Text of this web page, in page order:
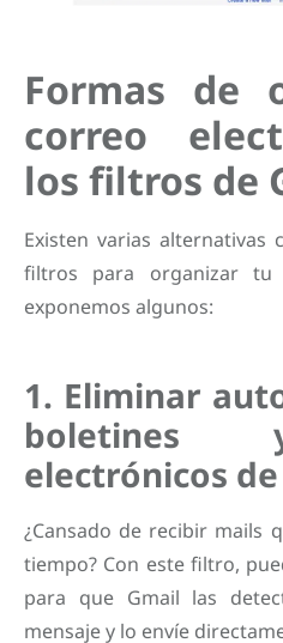
Formas de
correo
los filtros de
Existen varias
filtros para organizar tu
exponemos algunos:
1. Eliminar
boletines
electrónicos
¿Cansado de recibir mails
tiempo? Con este filtro,
para que Gmail las
mensaje y lo envíe